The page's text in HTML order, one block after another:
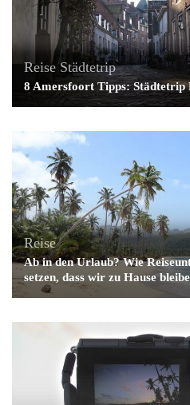
Reise Städtetrip
8 Amersfoort Tipps: Städtetrip
Reise
Ab in den Urlaub? Wie
setzen, dass wir zu Hause